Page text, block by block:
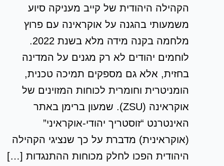
הקהילה היהודית של קייב מעניקה סיוע
משמעותי בהגנה על אוקראינה עם פרוץ
מלחמה בקנה מידה מלא בשנת 2022.
לוחמים יהודים לא רק מגנים על המדינה
בחזית, אלא גם מספקים תמיכה טכנית,
הומניטרית וחומרית לכוחות המזוינים של
אוקראינה (ZSU). שמעון ברימן באתר
האינטרנט “זוסטריך יהודי-אוקראיני”
(אוקראינית) מדברת על כך שנציגי הקהילה
היהודית הפכו לחלק מכוחות ההתנגדות […]